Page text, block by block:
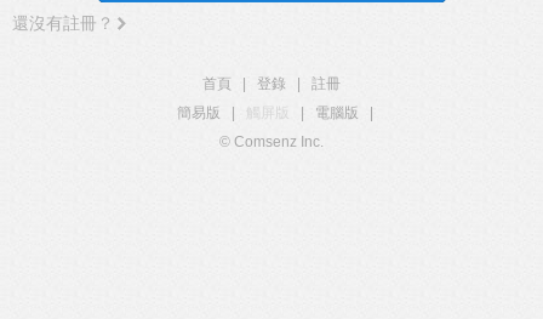
還沒有註冊？
首頁 登錄
註冊
簡易版
觸屏版 電腦版
© Comsenz Inc.